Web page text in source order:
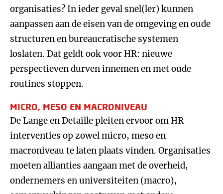
organisaties? In ieder geval snel(ler) kunnen
aanpassen aan de eisen van de omgeving en oude
structuren en bureaucratische systemen
loslaten. Dat geldt ook voor HR: nieuwe
perspectieven durven innemen en met oude
routines stoppen.
MICRO, MESO EN MACRONIVEAU
De Lange en Detaille pleiten ervoor om HR
interventies op zowel micro, meso en
macroniveau te laten plaats vinden. Organisaties
moeten allianties aangaan met de overheid,
ondernemers en universiteiten (macro),